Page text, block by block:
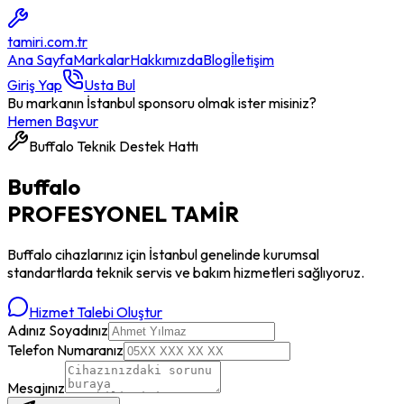
tamiri.com.tr
Ana SayfaMarkalarHakkımızdaBlogİletişim
Giriş Yap
Usta Bul
Bu markanın İstanbul sponsoru olmak ister misiniz?
Hemen Başvur
Buffalo Teknik Destek Hattı
Buffalo
PROFESYONELTAMİR
Buffalo cihazlarınız için İstanbul genelinde kurumsal
standartlarda teknik servis ve bakım hizmetleri sağlıyoruz.
Hizmet Talebi Oluştur
Adınız Soyadınız
Telefon Numaranız
Mesajınız